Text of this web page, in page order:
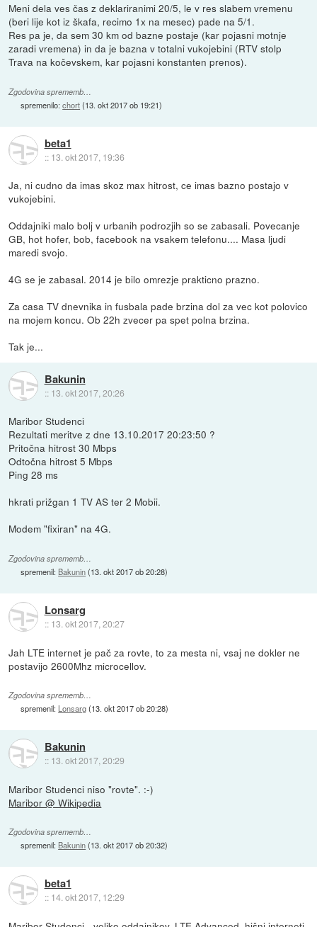
Meni dela ves čas z deklariranimi 20/5, le v res slabem vremenu
(beri lije kot iz škafa, recimo 1x na mesec) pade na 5/1.
Res pa je, da sem 30 km od bazne postaje (kar pojasni motnje
zaradi vremena) in da je bazna v totalni vukojebini (RTV stolp
Trava na kočevskem, kar pojasni konstanten prenos).
Zgodovina sprememb…
spremenilo:chort(13. okt 2017 ob 19:21)
beta1
:: 13. okt 2017, 19:36
Ja, ni cudno da imas skoz max hitrost, ce imas bazno postajo v
vukojebini.
Oddajniki malo bolj v urbanih podrozjih so se zabasali. Povecanje
GB, hot hofer, bob, facebook na vsakem telefonu.... Masa ljudi
maredi svojo.
4G se je zabasal. 2014 je bilo omrezje prakticno prazno.
Za casa TV dnevnika in fusbala pade brzina dol za vec kot polovico
na mojem koncu. Ob 22h zvecer pa spet polna brzina.
Tak je...
Bakunin
:: 13. okt 2017, 20:26
Maribor Studenci
Rezultati meritve z dne 13.10.2017 20:23:50 ?
Pritočna hitrost 30 Mbps
Odtočna hitrost 5 Mbps
Ping 28 ms
hkrati prižgan 1 TV AS ter 2 Mobii.
Modem "fixiran" na 4G.
Zgodovina sprememb…
spremenil: Bakunin(13. okt 2017 ob 20:28)
Lonsarg
:: 13. okt 2017, 20:27
Jah LTE internet je pač za rovte, to za mesta ni, vsaj ne dokler ne
postavijo 2600Mhz microcellov.
Zgodovina sprememb…
spremenil: Lonsarg(13. okt 2017 ob 20:28)
Bakunin
:: 13. okt 2017, 20:29
Maribor Studenci niso "rovte". :-)
Maribor @ Wikipedia
Zgodovina sprememb…
spremenil: Bakunin(13. okt 2017 ob 20:32)
beta1
:: 14. okt 2017, 12:29